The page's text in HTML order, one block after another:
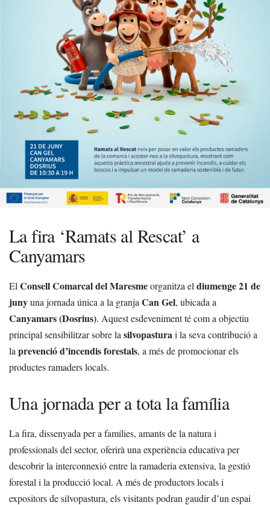
La fira ‘Ramats al Rescat’ a
Canyamars
El Consell Comarcal del Maresmeorganitza el diumenge 21 de
junyuna jornada única a la granja Can Gel, ubicada a
Canyamars (Dosrius). Aquest esdeveniment té com a objectiu
principal sensibilitzar sobre la silvopastura i la seva contribució a
la prevenció d’incendis forestals, a més de promocionar els
productes ramaders locals.
Una jornada per a tota la família
La fira, dissenyada per a famílies, amants de la natura i
professionals del sector, oferirà una experiència educativa per
descobrir la interconnexió entre la ramaderia extensiva, la gestió
forestal i la producció local. A més de productors locals i
expositors de silvopastura, els visitants podran gaudir d’un espai